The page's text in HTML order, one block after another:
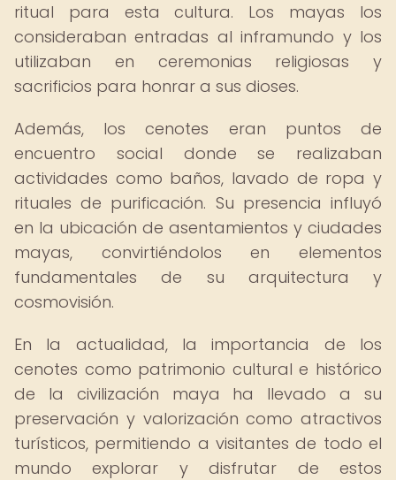
ritual para esta cultura. Los mayas los
consideraban entradas al inframundo y los
utilizaban en ceremonias religiosas y
sacrificios para honrar a sus dioses.
Además, los cenotes eran puntos de
encuentro social donde se realizaban
actividades como baños, lavado de ropa y
rituales de purificación. Su presencia influyó
en la ubicación de asentamientos y ciudades
mayas, convirtiéndolos en elementos
fundamentales de su arquitectura y
cosmovisión.
En la actualidad, la importancia de los
cenotes como patrimonio cultural e histórico
de la civilización maya ha llevado a su
preservación y valorización como atractivos
turísticos, permitiendo a visitantes de todo el
mundo explorar y disfrutar de estos